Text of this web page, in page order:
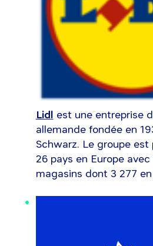
Lidl est une entreprise
allemande fondée en
Schwarz. Le groupe est
26 pays en Europe avec
magasins dont 3 277